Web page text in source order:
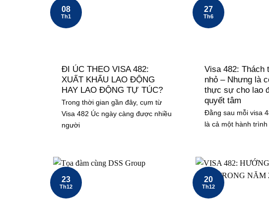
ĐI ÚC THEO VISA 482:
XUẤT KHẨU LAO ĐỘNG
HAY LAO ĐỘNG TỰ TÚC?
Trong thời gian gần đây, cụm từ
Visa 482 Úc ngày càng được nhiều
người
08
Th1
Visa 482: Thách
nhỏ – Nhưng là
thực sự cho lao
quyết tâm
Đằng sau mỗi visa
là cả một hành
27
Th6
23
Th12
20
Th12